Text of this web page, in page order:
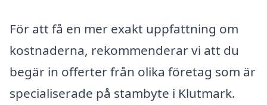
För att få en mer exakt uppfattning om
kostnaderna, rekommenderar vi att du
begär in offerter från olika företag som är
specialiserade på stambyte i Klutmark.